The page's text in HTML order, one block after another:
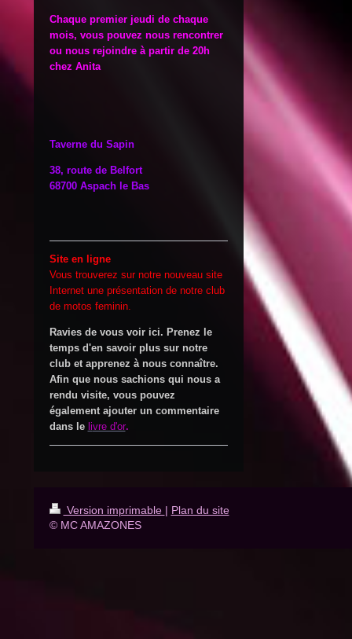
Chaque premier jeudi de chaque
mois, vous pouvez nous rencontrer
ou nous rejoindre à partir de 20h
chez Anita
Taverne du Sapin
38, route de Belfort
68700 Aspach le Bas
Site en ligne
Vous trouverez sur notre nouveau site
Internet une présentation de notre club
de motos feminin.
Ravies de vous voir ici. Prenez le
temps d'en savoir plus sur notre
club et apprenez à nous connaître.
Afin que nous sachions qui nous a
rendu visite, vous pouvez
également ajouter un commentaire
dans le livre d'or.
Version imprimable | Plan du site
© MC AMAZONES